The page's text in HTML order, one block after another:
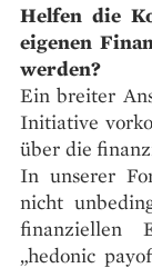
Helfen die
eigenen
werden?
Ein breiter
Initiative
über die
In unserer
nicht
finanziellen
„hedonic